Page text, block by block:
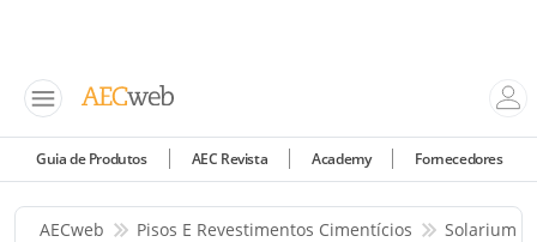
Guia de Produtos AEC Revista Academy Fornecedores
AECweb Pisos E Revestimentos Cimentícios Solarium